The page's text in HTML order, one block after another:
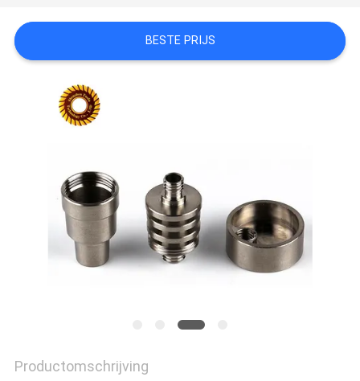
PRIVACYBELEIDBESTE PRIJS
Productomschrijving